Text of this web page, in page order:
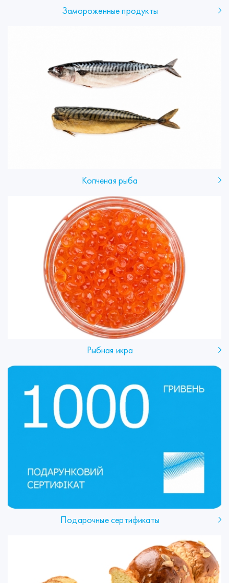
Замороженные продукты
Копченая рыба
Рыбная икра
Подарочные сертификаты